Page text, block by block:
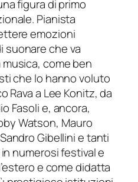
figura di primo
Pianista
emozioni
suonare che va
come ben
che lo hanno voluto
Rava a Lee Konitz, da
Fasoli e, ancora,
Watson, Mauro
Gibellini e tanti
numerosi festival e
e come didatta